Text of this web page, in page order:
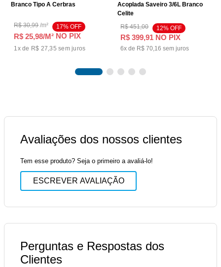
Branco Tipo A Cerbras
R$ 30,99/m² 17% OFF
R$ 25,98/M² NO PIX
1x de R$ 27,35 sem juros
Acoplada Saveiro 3/6L Branco
Celite
R$ 451,00 12% OFF
R$ 399,91 NO PIX
6x de R$ 70,16 sem juros
Avaliações dos nossos clientes
Tem esse produto? Seja o primeiro a avaliá-lo!
ESCREVER AVALIAÇÃO
Perguntas e Respostas dos
Clientes